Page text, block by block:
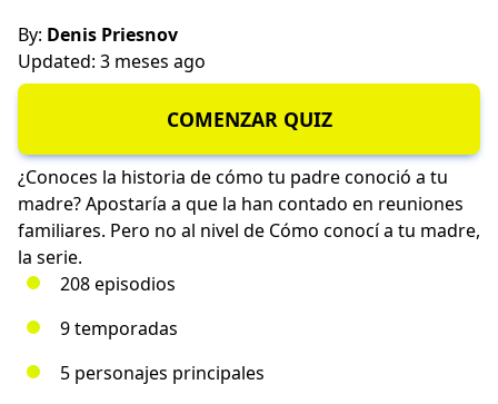
By: Denis Priesnov
Updated: 3 meses ago
COMENZAR QUIZ
¿Conoces la historia de cómo tu padre conoció a tu
madre? Apostaría a que la han contado en reuniones
familiares. Pero no al nivel de Cómo conocí a tu madre,
la serie.
208 episodios
9 temporadas
5 personajes principales